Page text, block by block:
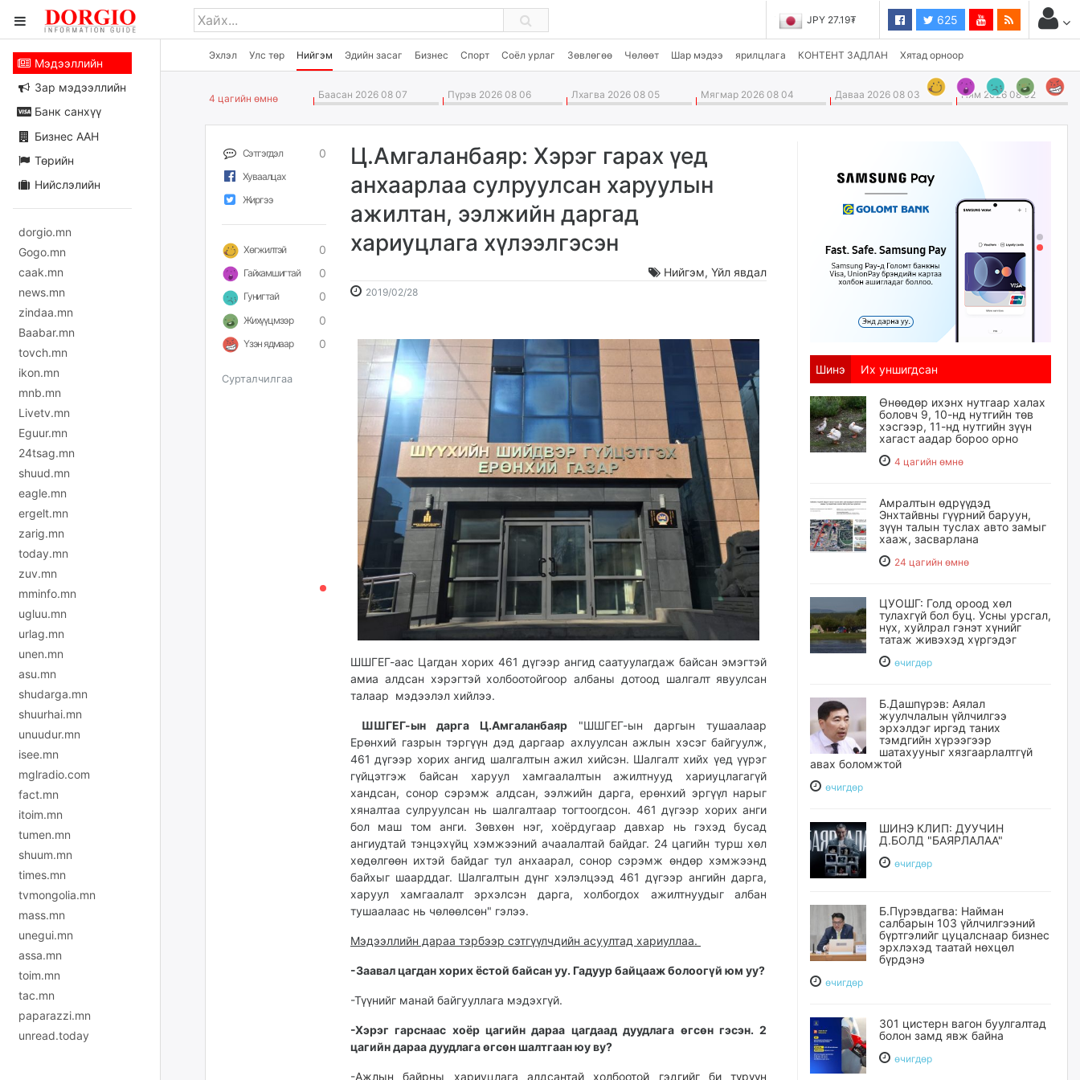
JPY 27.19₮ 625
Эхлэл Улс төр Нийгэм Эдийн засаг Бизнес Спорт Соёл урлаг Зөвлөгөө Чөлөөт Шар мэдээ ярилцлага КОНТЕНТ ЗАДЛАН Хятад орноор
Мэдээллийн
Зар мэдээллийн
Банк санхүү
Бизнес ААН
Төрийн
Нийслэлийн
dorgio.mn
Gogo.mn
caak.mn
news.mn
zindaa.mn
Baabar.mn
tovch.mn
ikon.mn
mnb.mn
Livetv.mn
Eguur.mn
24tsag.mn
shuud.mn
eagle.mn
ergelt.mn
zarig.mn
today.mn
zuv.mn
mminfo.mn
ugluu.mn
urlag.mn
unen.mn
asu.mn
shudarga.mn
shuurhai.mn
unuudur.mn
isee.mn
mglradio.com
fact.mn
itoim.mn
tumen.mn
shuum.mn
times.mn
tvmongolia.mn
mass.mn
unegui.mn
assa.mn
toim.mn
tac.mn
paparazzi.mn
unread.today
4 цагийн өмнө Баасан 2026 08 07 Пүрэв 2026 08 06 Лхагва 2026 08 05 Мягмар 2026 08 04 Даваа 2026 08 03 Ням 2026 08 02
Сэтгэгдэл 0
Хуваалцах
Жиргээ
Хөгжилтэй 0
Гайхамшигтай 0
Гунигтай 0
Жихүүцмээр 0
Үзэн ядмаар 0
Сурталчилгаа
Ц.Амгаланбаяр: Хэрэг гарах үед
анхаарлаа сулруулсан харуулын
ажилтан, ээлжийн даргад
хариуцлага хүлээлгэсэн
Нийгэм,Үйл явдал
2019/02/282019-
15:47:19
2026-
15:54:44
ШШГЕГ-аас Цагдан хорих 461 дүгээр ангид саатуулагдаж байсан эмэгтэй
амиа алдсан хэрэгтэй холбоотойгоор албаны дотоод шалгалт явуулсан
талаар мэдээлэл хийлээ.
ШШГЕГ-ын дарга Ц.Амгаланбаяр "ШШГЕГ-ын даргын тушаалаар
Ерөнхий газрын тэргүүн дэд даргаар ахлуулсан ажлын хэсэг байгуулж,
461 дүгээр хорих ангид шалгалтын ажил хийсэн. Шалгалт хийх үед үүрэг
гүйцэтгэж байсан харуул хамгаалалтын ажилтнууд хариуцлагагүй
хандсан, сонор сэрэмж алдсан, ээлжийн дарга, ерөнхий эргүүл нарыг
хяналтаа сулруулсан нь шалгалтаар тогтоогдсон. 461 дүгээр хорих анги
бол маш том анги. Зөвхөн нэг, хоёрдугаар давхар нь гэхэд бусад
ангиудтай тэнцэхүйц хэмжээний ачаалалтай байдаг. 24 цагийн турш хөл
хөдөлгөөн ихтэй байдаг тул анхаарал, сонор сэрэмж өндөр хэмжээнд
байхыг шаарддаг. Шалгалтын дүнг хэлэлцээд 461 дүгээр ангийн дарга,
харуул хамгаалалт эрхэлсэн дарга, холбогдох ажилтнуудыг албан
тушаалаас нь чөлөөлсөн" гэлээ.
Мэдээллийн дараа тэрбээр сэтгүүлчдийн асуултад хариуллаа.
-Заавал цагдан хорих ёстой байсан уу. Гадуур байцааж болоогүй юм уу?
-Түүнийг манай байгууллага мэдэхгүй.
-Хэрэг гарснаас хоёр цагийн дараа цагдаад дуудлага өгсөн гэсэн. 2
цагийн дараа дуудлага өгсөн шалтгаан юу ву?
-Ажлын байрны хариуцлага алдсантай холбоотой гэдгийг би түрүүн
Шинэ Их уншигдсан
Өнөөдөр ихэнх нутгаар халах
боловч 9, 10-нд нутгийн төв
хэсгээр, 11-нд нутгийн зүүн
хагаст аадар бороо орно
4 цагийн өмнө
Амралтын өдрүүдэд
Энхтайвны гүүрний баруун,
зүүн талын туслах авто замыг
хааж, засварлана
24 цагийн өмнө
ЦУОШГ: Голд ороод хөл
тулахгүй бол буц. Усны урсгал,
нүх, хуйлрал гэнэт хүнийг
татаж живэхэд хүргэдэг
өчигдѳр
Б.Дашпүрэв: Аялал
жуулчлалын үйлчилгээ
эрхэлдэг иргэд таних
тэмдгийн хүрээгээр
шатахууныг хязгаарлалтгүй
авах боломжтой
өчигдѳр
ШИНЭ КЛИП: ДУУЧИН
Д.БОЛД "БАЯРЛАЛАА"
өчигдѳр
Б.Пүрэвдагва: Найман
салбарын 103 үйлчилгээний
бүртгэлийг цуцалснаар бизнес
эрхлэхэд таатай нөхцөл
бүрдэнэ
өчигдѳр
301 цистерн вагон буулгалтад
болон замд явж байна
өчигдѳр